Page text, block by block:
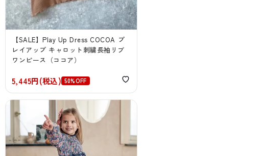
【SALE】Play Up Dress COCOA プ
レイアップ キャロット刺繍長袖リブ
ワンピース（ココア）
5,445円(税込) 50%OFF